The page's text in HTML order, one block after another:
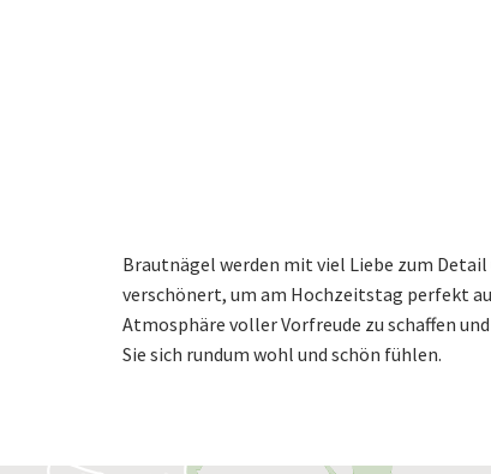
Brautnägel werden mit viel Liebe zum
verschönert, um am Hochzeitstag perfekt
Atmosphäre voller Vorfreude zu schaffen
Sie sich rundum wohl und schön fühlen.